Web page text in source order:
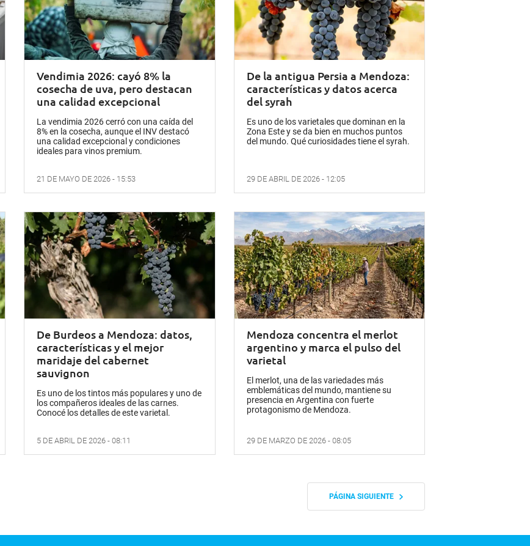
Vendimia 2026: cayó 8% la
cosecha de uva, pero destacan
una calidad excepcional
La vendimia 2026 cerró con una caída del
8% en la cosecha, aunque el INV destacó
una calidad excepcional y condiciones
ideales para vinos premium.
21 DE MAYO DE 2026 - 15:53
De la antigua Persia a Mendoza:
características y datos acerca
del syrah
Es uno de los varietales que dominan en la
Zona Este y se da bien en muchos puntos
del mundo. Qué curiosidades tiene el syrah.
29 DE ABRIL DE 2026 - 12:05
De Burdeos a Mendoza: datos,
características y el mejor
maridaje del cabernet
sauvignon
Es uno de los tintos más populares y uno de
los compañeros ideales de las carnes.
Conocé los detalles de este varietal.
5 DE ABRIL DE 2026 - 08:11
Mendoza concentra el merlot
argentino y marca el pulso del
varietal
El merlot, una de las variedades más
emblemáticas del mundo, mantiene su
presencia en Argentina con fuerte
protagonismo de Mendoza.
29 DE MARZO DE 2026 - 08:05
PÁGINA SIGUIENTE